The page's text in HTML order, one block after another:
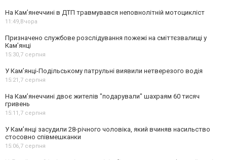
На Кам’янеччині в ДТП травмувався неповнолітній мотоцикліст
11:49,Вчора
Призначено службове розслідування пожежі на сміттєзвалищі у
Кам’янці
15:30,7 серпня
У Кам’янці-Подільському патрульні виявили нетверезого водія
15:21,7 серпня
На Камʼянеччині двоє жителів "подарували" шахраям 60 тисяч
гривень
15:11,7 серпня
У Камʼянці засудили 28-річного чоловіка, який вчиняв насильство
стосовно співмешканки
15:06,7 серпня